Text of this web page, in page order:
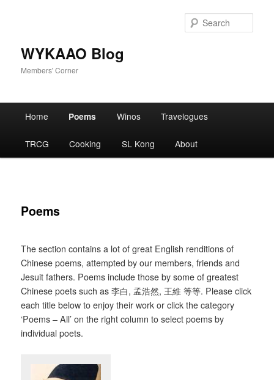
WYKAAO Blog
Members' Corner
Home Poems Winos Travelogues
TRCG Cooking SL Kong About
Poems
The section contains a lot of great English renditions of
Chinese poems, attempted by our members, friends and
Jesuit fathers. Poems include those by some of greatest
Chinese poets such as 李白, 孟浩然, 王維 等等. Please click
each title below to enjoy their work or click the category
‘Poems – All’ on the right column to select poems by
individual poets.